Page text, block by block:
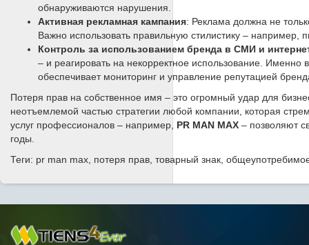
обнаруживаются нарушения.
Активная рекламная кампания: Реклама должна не
Важно использовать правильную стилистику – например,
Контроль за использованием бренда в СМИ и
– и реагировать на некорректное использование. Именно
обеспечивает мониторинг и управление репутацией
Потеря прав на собственное имя – это огромный удар для
неотъемлемой частью стратегии любой компании, которая
услуг профессионалов – например, PR MAN MAX – позволяют
годы.
Теги: pr man max, потеря прав, товарный знак,